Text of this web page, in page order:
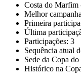
Costa do Marfim
Melhor
Primeira
Última
Participações: 3
Sequência atual
Sede da Copa
Histórico na